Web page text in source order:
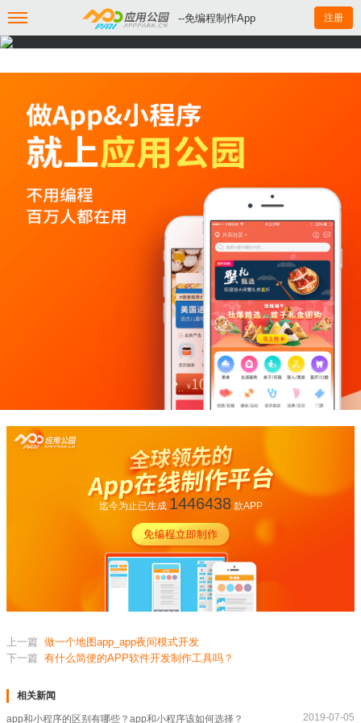
--免编程制作App 注册
迄今为止已生成 1446438款APP
上一篇 做一个地图app_app夜间模式开发
下一篇 有什么简便的APP软件开发制作工具吗？
相关新闻
app和小程序的区别有哪些？app和小程序该如何选择？ 2019-07-05